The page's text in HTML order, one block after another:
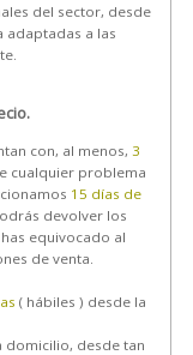
del sector, desde
adaptadas a las
con, al menos, 3
cualquier problema
15 días de
devolver los
equivocado al
de venta.
( hábiles ) desde la
domicilio, desde tan